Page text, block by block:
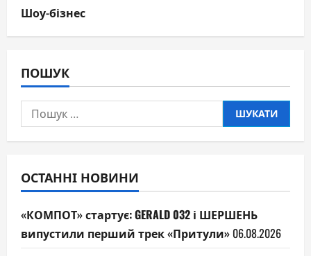
Шоу-бізнес
ПОШУК
Пошук:
ОСТАННІ НОВИНИ
«КОМПОТ» стартує: GERALD 032 і ШЕРШЕНЬ
випустили перший трек «Притули» 06.08.2026